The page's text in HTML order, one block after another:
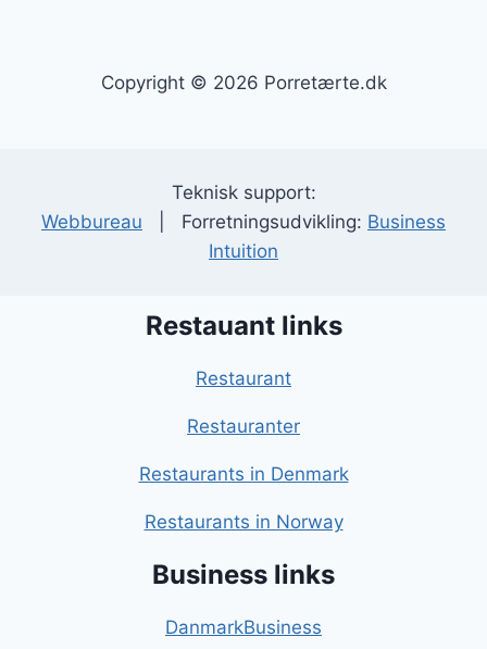
Copyright © 2026 Porretærte.dk
Teknisk support:
Webbureau | Forretningsudvikling: Business
Intuition
Restauant links
Restaurant
Restauranter
Restaurants in Denmark
Restaurants in Norway
Business links
DanmarkBusiness